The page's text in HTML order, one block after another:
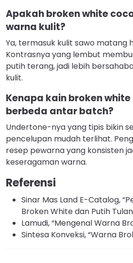
Apakah broken white
warna kulit?
Ya, termasuk kulit sawo matang
Kontrasnya yang lembut
putih terang, jadi lebih
kulit.
Kenapa kain broken
berbeda antar batch?
Undertone-nya yang tipis bikin
pencelupan mudah terlihat.
resep pewarna yang konsisten
keseragaman warna.
Referensi
Sinar Mas Land E-Catalog,
Broken White dan Putih
Lamudi, “Mengenal Warna
Sintesa Konveksi, “Warna